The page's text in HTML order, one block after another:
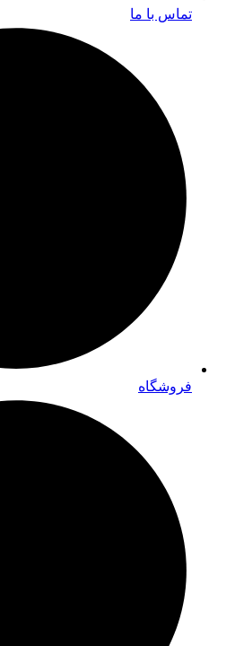
تماس با ما
فروشگاه